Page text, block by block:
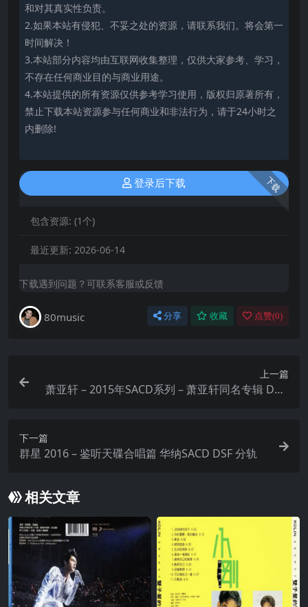
和对其真实性负责。
2.如果本站有侵犯、不妥之处的资源，请联系我们。将会第一
时间解决！
3.本站部分内容均由互联网收集整理，仅供大家参考、学习，
不存在任何商业目的与商业用途。
4.本站提供的所有资源仅供参考学习使用，版权归原著所有，
禁止下载本站资源参与任何商业和非法行为，请于24小时之
内删除!
下载
登录后下载
包含资源: (1个)
最近更新: 2026-06-14
下载遇到问题？可联系客服或反馈
80music 分享 收藏 点赞(0)
上一篇
萧亚轩 – 2015年SACD系列 – 萧亚轩同名专辑 DSD
下一篇
群星 2016 – 鉴听天碟合唱篇 华纳SACD DSF 分轨
相关文章